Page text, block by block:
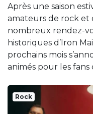
Après une saison
amateurs de rock et
nombreux rendez-
historiques d’Iron
prochains mois
animés pour les
Rock